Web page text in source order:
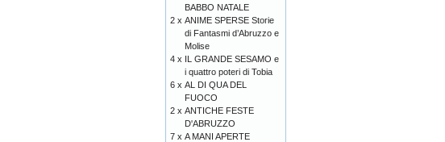
BABBO NATALE
2 x ANIME SPERSE Storie
di Fantasmi d’Abruzzo e
Molise
4 x IL GRANDE SESAMO e
i quattro poteri di Tobia
6 x AL DI QUA DEL
FUOCO
2 x ANTICHE FESTE
D'ABRUZZO
7 x A MANI APERTE